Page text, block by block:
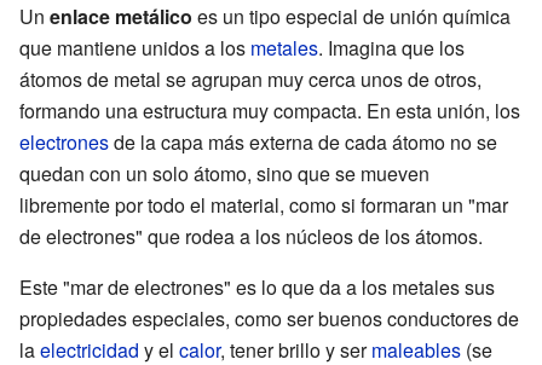
Un enlace metálico es un tipo especial de unión química
que mantiene unidos a los metales. Imagina que los
átomos de metal se agrupan muy cerca unos de otros,
formando una estructura muy compacta. En esta unión, los
electronesde la capa más externa de cada átomo no se
quedan con un solo átomo, sino que se mueven
libremente por todo el material, como si formaran un "mar
de electrones" que rodea a los núcleos de los átomos.
Este "mar de electrones" es lo que da a los metales sus
propiedades especiales, como ser buenos conductores de
laelectricidad y el calor, tener brillo y sermaleables (se